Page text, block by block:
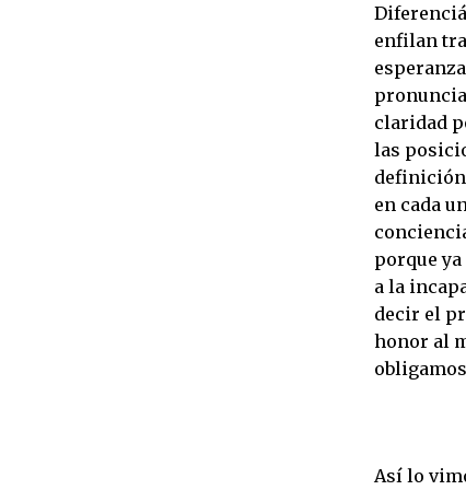
enfilan
claridad
las
definición
en cada
porque
a la
decir el
honor al
Así lo